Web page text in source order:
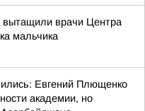
вытащили врачи Центра
мальчика
Евгений Плющенко
академии, но